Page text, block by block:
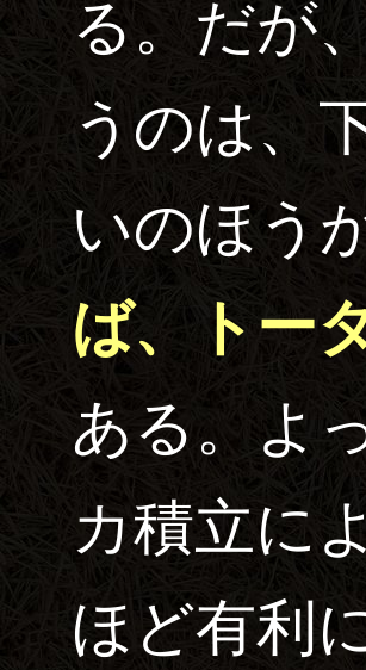
る。だが
うのは、
いのほう
ば、トー
ある。よ
カ積立に
ほど有利